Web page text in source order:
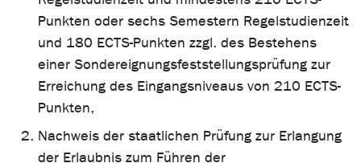
Punkten oder sechs Semestern Regelstudienzeit
und 180 ECTS-Punkten zzgl. des Bestehens
einer Sondereignungsfeststellungsprüfung zur
Erreichung des Eingangsniveaus von 210 ECTS-
Punkten,
Nachweis der staatlichen Prüfung zur Erlangung
der Erlaubnis zum Führen der